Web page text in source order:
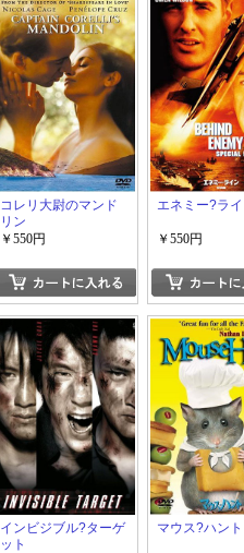
コレリ大尉のマンド
リン
￥550円
エネミー?ラ
￥550円
インビジブル?ターゲ
ット
マウス?ハント